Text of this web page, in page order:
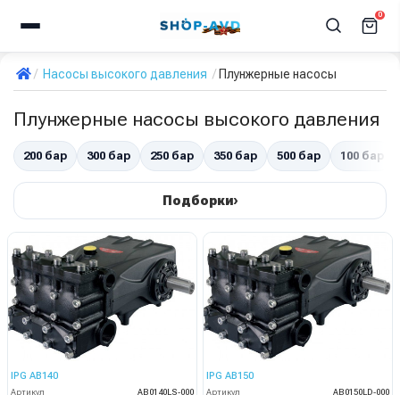
0
Насосы высокого давления Плунжерные насосы
Плунжерные насосы высокого давления
200 бар 300 бар 250 бар 350 бар 500 бар 100 бар
Подборки›
IPG AB140
Артикул
AB0140LS-000
IPG AB150
Артикул
AB0150LD-000